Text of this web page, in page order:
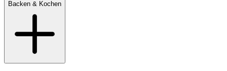
Backen & Kochen